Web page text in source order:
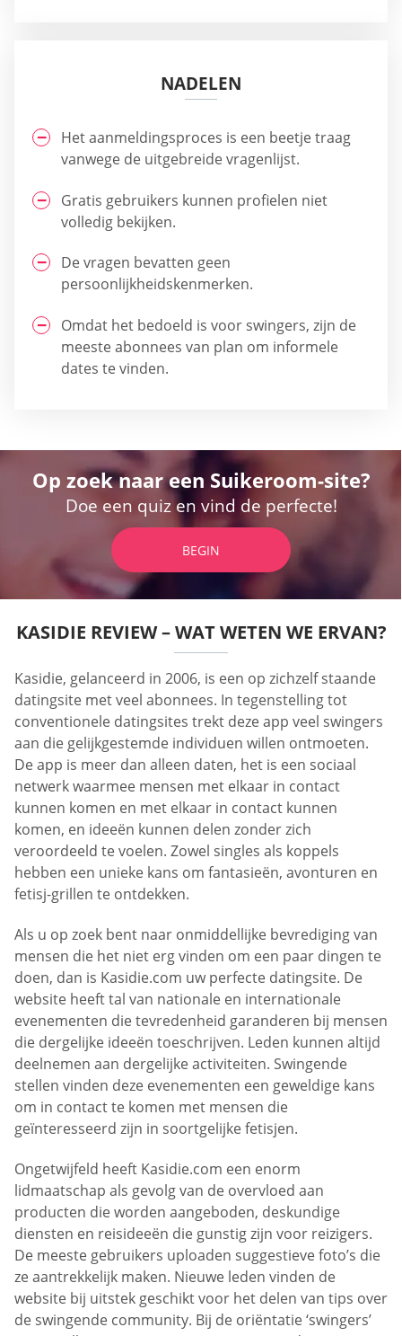
NADELEN
Het aanmeldingsproces is een beetje traag
vanwege de uitgebreide vragenlijst.
Gratis gebruikers kunnen profielen niet
volledig bekijken.
De vragen bevatten geen
persoonlijkheidskenmerken.
Omdat het bedoeld is voor swingers, zijn de
meeste abonnees van plan om informele
dates te vinden.
Op zoek naar een Suikeroom-site?
Doe een quiz en vind de perfecte!
BEGIN
KASIDIE REVIEW – WAT WETEN WE ERVAN?
Kasidie, gelanceerd in 2006, is een op zichzelf staande
datingsite met veel abonnees. In tegenstelling tot
conventionele datingsites trekt deze app veel swingers
aan die gelijkgestemde individuen willen ontmoeten.
De app is meer dan alleen daten, het is een sociaal
netwerk waarmee mensen met elkaar in contact
kunnen komen en met elkaar in contact kunnen
komen, en ideeën kunnen delen zonder zich
veroordeeld te voelen. Zowel singles als koppels
hebben een unieke kans om fantasieën, avonturen en
fetisj-grillen te ontdekken.
Als u op zoek bent naar onmiddellijke bevrediging van
mensen die het niet erg vinden om een paar dingen te
doen, dan is Kasidie.com uw perfecte datingsite. De
website heeft tal van nationale en internationale
evenementen die tevredenheid garanderen bij mensen
die dergelijke ideeën toeschrijven. Leden kunnen altijd
deelnemen aan dergelijke activiteiten. Swingende
stellen vinden deze evenementen een geweldige kans
om in contact te komen met mensen die
geïnteresseerd zijn in soortgelijke fetisjen.
Ongetwijfeld heeft Kasidie.com een enorm
lidmaatschap als gevolg van de overvloed aan
producten die worden aangeboden, deskundige
diensten en reisideeën die gunstig zijn voor reizigers.
De meeste gebruikers uploaden suggestieve foto’s die
ze aantrekkelijk maken. Nieuwe leden vinden de
website bij uitstek geschikt voor het delen van tips over
de swingende community. Bij de oriëntatie ‘swingers’